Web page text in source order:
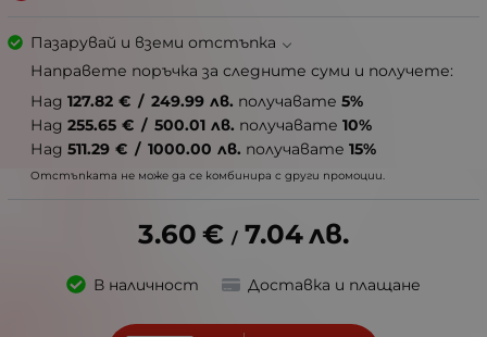
Пазарувай и вземи отстъпка
Направете поръчка за следните суми и получете:
Над 127.82 € / 249.99 лв. получавате 5%
Над 255.65 € / 500.01 лв. получавате 10%
Над 511.29 € / 1000.00 лв. получавате 15%
Отстъпката не може да се комбинира с други промоции.
3.60 € / 7.04лв.
В наличност Доставка и плащане